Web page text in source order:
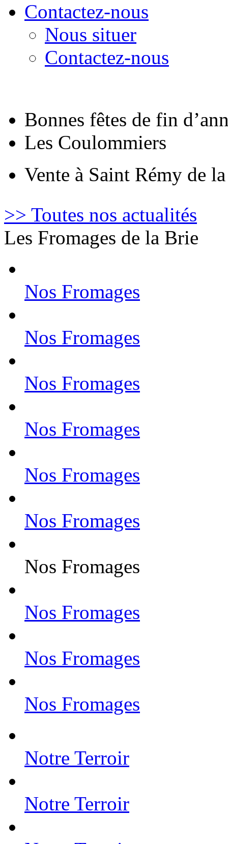
Contactez-nous
Nous situer
Contactez-nous
Bonnes fêtes de fin
Les Coulommiers
Vente à Saint Rémy de
>> Toutes nos actualités
Les Fromages de la Brie
Nos Fromages
Nos Fromages
Nos Fromages
Nos Fromages
Nos Fromages
Nos Fromages
Nos Fromages
Nos Fromages
Nos Fromages
Nos Fromages
Notre Terroir
Notre Terroir